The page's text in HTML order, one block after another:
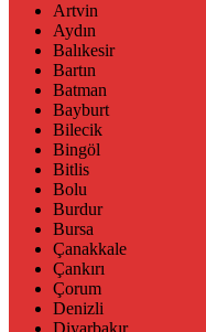
Artvin
Aydın
Balıkesir
Bartın
Batman
Bayburt
Bilecik
Bingöl
Bitlis
Bolu
Burdur
Bursa
Çanakkale
Çankırı
Çorum
Denizli
Diyarbakır